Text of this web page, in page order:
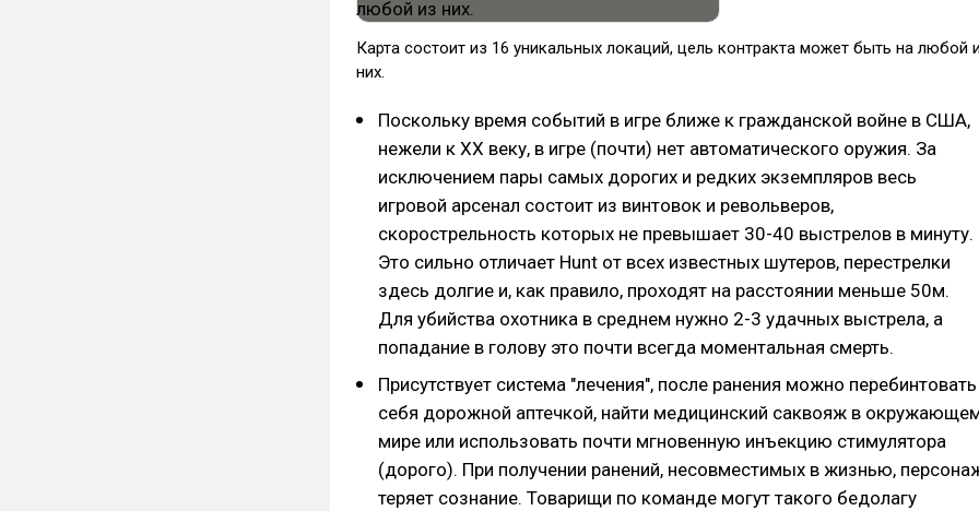
​Карта состоит из 16 уникальных локаций, цель контракта может быть на любой
них.
Поскольку время событий в игре ближе к гражданской войне в США,
нежели к ХХ веку, в игре (почти) нет автоматического оружия. За
исключением пары самых дорогих и редких экземпляров весь
игровой арсенал состоит из винтовок и револьверов,
скорострельность которых не превышает 30-40 выстрелов в минуту.
Это сильно отличает Hunt от всех известных шутеров, перестрелки
здесь долгие и, как правило, проходят на расстоянии меньше 50м.
Для убийства охотника в среднем нужно 2-3 удачных выстрела, а
попадание в голову это почти всегда моментальная смерть.
Присутствует система "лечения", после ранения можно перебинтовать
себя дорожной аптечкой, найти медицинский саквояж в
мире или использовать почти мгновенную инъекцию стимулятора
(дорого). При получении ранений, несовместимых в жизнью,
теряет сознание. Товарищи по команде могут такого бедолагу